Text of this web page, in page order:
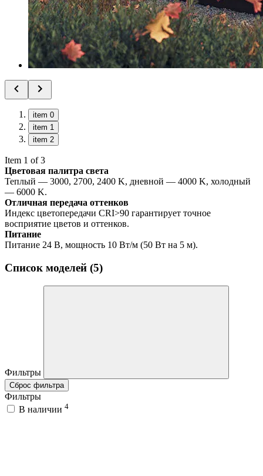
item 0
item 1
item 2
Item 1 of 3
Цветовая палитра света
Теплый — 3000, 2700, 2400 K, дневной — 4000 K, холодный
— 6000 K.
Отличная передача оттенков
Индекс цветопередачи CRI>90 гарантирует точное
восприятие цветов и оттенков.
Питание
Питание 24 В, мощность 10 Вт/м (50 Вт на 5 м).
Список моделей (5)
Фильтры
Сброс фильтра
Фильтры
В наличии 4